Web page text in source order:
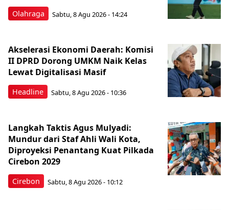
Olahraga Sabtu, 8 Agu 2026 - 14:24
Headline
Akselerasi Ekonomi Daerah: Komisi
II DPRD Dorong UMKM Naik Kelas
Lewat Digitalisasi Masif
Sabtu, 8 Agu 2026 - 10:36
Cirebon
Langkah Taktis Agus Mulyadi:
Mundur dari Staf Ahli Wali Kota,
Diproyeksi Penantang Kuat Pilkada
Cirebon 2029
Sabtu, 8 Agu 2026 - 10:12